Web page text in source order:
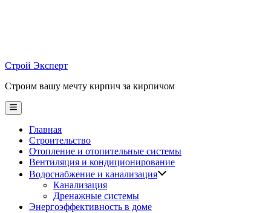
Строй Эксперт
Строим вашу мечту кирпич за кирпичом
Main
Menu
Главная
Строительство
Отопление и отопительные системы
Вентиляция и кондиционирование
Водоснабжение и канализация
Канализация
Дренажные системы
Энергоэффективность в доме